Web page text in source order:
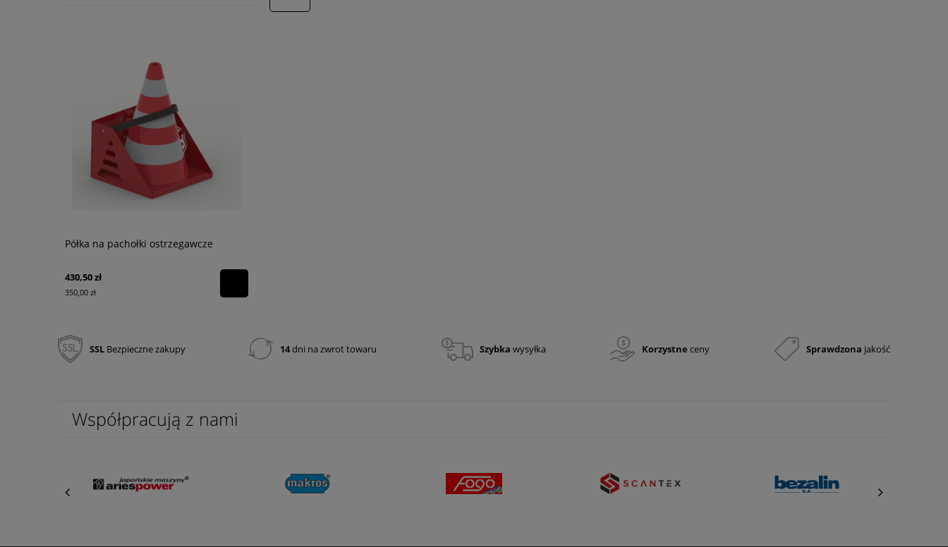
Półka na pachołki ostrzegawcze
430,50 zł
350,00 zł
SSL Bezpieczne zakupy 14dni na zwrot towaru Szybka wysyłka Korzystne ceny Sprawdzona jakość
Współpracują z nami